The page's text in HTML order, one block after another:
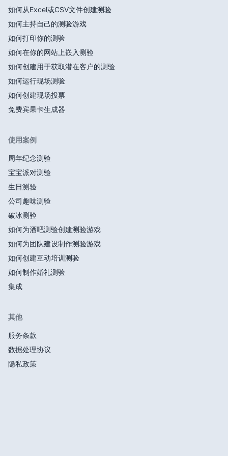
如何从Excel或CSV文件创建测验
如何主持自己的测验游戏
如何打印你的测验
如何在你的网站上嵌入测验
如何创建用于获取潜在客户的测验
如何运行现场测验
如何创建现场投票
免费宾果卡生成器
使用案例
周年纪念测验
宝宝派对测验
生日测验
公司趣味测验
破冰测验
如何为酒吧测验创建测验游戏
如何为团队建设制作测验游戏
如何创建互动培训测验
如何制作婚礼测验
集成
其他
服务条款
数据处理协议
隐私政策